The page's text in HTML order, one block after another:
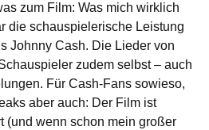
zum Film: Was mich wirklich
die schauspielerische Leistung
Johnny Cash. Die Lieder von
zudem selbst – auch
Für Cash-Fans sowieso,
aber auch: Der Film ist
(und wenn schon mein großer